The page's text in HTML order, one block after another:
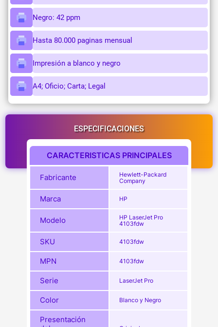
Negro: 42 ppm
Hasta 80.000 paginas mensual
Impresión a blanco y negro
A4; Oficio; Carta; Legal
ESPECIFICACIONES
CARACTERISTICAS PRINCIPALES
Fabricante
Hewlett-Packard
Company
Marca HP
Modelo
HP LaserJet Pro
4103fdw
SKU 4103fdw
MPN 4103fdw
Serie LaserJet Pro
Color Blanco y Negro
Presentación